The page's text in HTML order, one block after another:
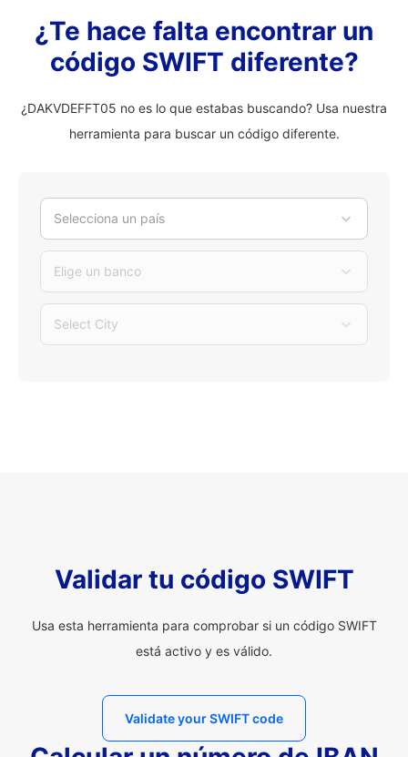
¿Te hace falta encontrar un
código SWIFT diferente?
¿DAKVDEFFT05 no es lo que estabas buscando? Usa nuestra
herramienta para buscar un código diferente.
Selecciona un país
Elige un banco
Select City
Validar tu código SWIFT
Usa esta herramienta para comprobar si un código SWIFT
está activo y es válido.
Validate your SWIFT code